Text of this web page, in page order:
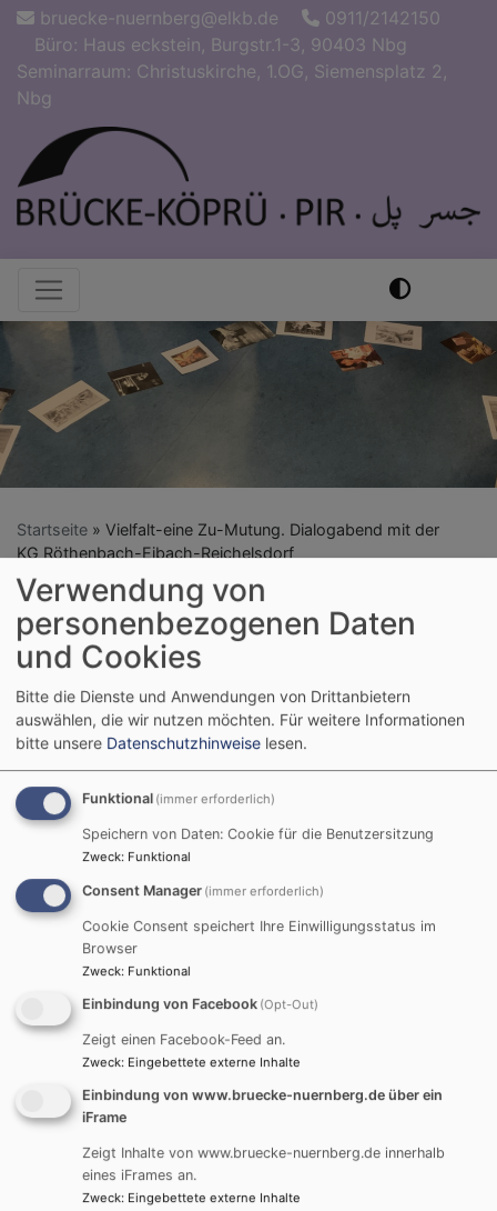
Direkt
Inhalt
bruecke-nuernberg@elkb.de
0911/2142150
Büro: Haus eckstein, Burgstr.1-3, 90403 Nbg
Seminarraum: Christuskirche, 1.OG, Siemensplatz 2,
Nbg
Hauptnavigation
Startseite
Vielfalt-eine Zu-Mutung. Dialogabend mit der
KG Röthenbach-Eibach-Reichelsdorf
Vielfalt-eine Zu-
Mutung. Dialogabend
mit der KG
Röthenbach-Eibach-
Reichelsdorf
Im direkten Gespräch teilten
bewegt. Im Rahmen des
15.Mail 2025 im Gemeindesaal
Nürnberg-Röthenbach war dabei auch Raum, auch Ängste und
ausmacht, in alledem menschlich zu bleiben und einander als
Verwendung von
personenbezogenen Daten
und Cookies
Bitte die Dienste und Anwendungen von Drittanbietern
auswählen, die wir nutzen möchten. Für weitere Informationen
bitte unsere Datenschutzhinweise lesen.
Funktional (immer erforderlich)
Speichern von Daten: Cookie für die Benutzersitzung
Zweck: Funktional
Consent Manager (immer erforderlich)
Cookie Consent speichert Ihre Einwilligungsstatus im
Browser
Zweck: Funktional
Einbindung von Facebook (Opt-Out)
Zeigt einen Facebook-Feed an.
Zweck: Eingebettete externe Inhalte
Einbindung von www.bruecke-nuernberg.de über ein
iFrame
Zeigt Inhalte von www.bruecke-nuernberg.de innerhalb
eines iFrames an.
Zweck: Eingebettete externe Inhalte